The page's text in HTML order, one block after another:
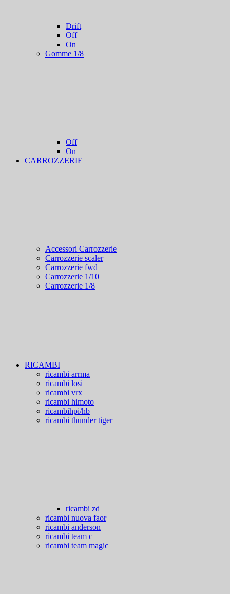
Drift
Off
On
Gomme 1/8
Off
On
CARROZZERIE
Accessori Carrozzerie
Carrozzerie scaler
Carrozzerie fwd
Carrozzerie 1/10
Carrozzerie 1/8
RICAMBI
ricambi arrma
ricambi losi
ricambi vrx
ricambi himoto
ricambihpi/hb
ricambi thunder tiger
ricambi zd
ricambi nuova faor
ricambi anderson
ricambi team c
ricambi team magic